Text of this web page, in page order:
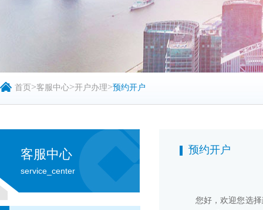
首页 >客服中心>开户办理>预约开户
客服中心
service_center
预约开户
您好，欢迎您选